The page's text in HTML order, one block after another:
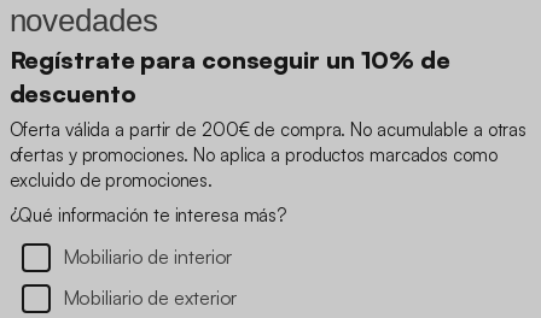
novedades
Regístrate para conseguir un 10% de
descuento
Oferta válida a partir de 200€ de compra. No acumulable a otras
ofertas y promociones. No aplica a productos marcados como
excluido de promociones.
¿Qué información te interesa más?
Mobiliario de interior
Mobiliario de exterior